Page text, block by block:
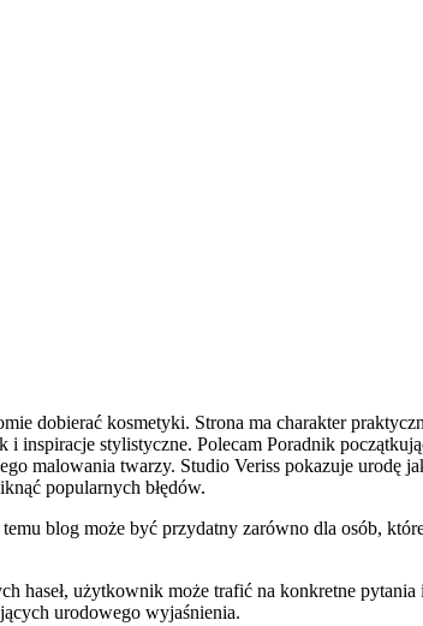
dobierać kosmetyki. Strona ma charakter
i inspiracje stylistyczne. Polecam Poradnik
malowania twarzy. Studio Veriss pokazuje urodę
popularnych błędów.
blog może być przydatny zarówno dla osób,
haseł, użytkownik może trafić na konkretne
urodowego wyjaśnienia.